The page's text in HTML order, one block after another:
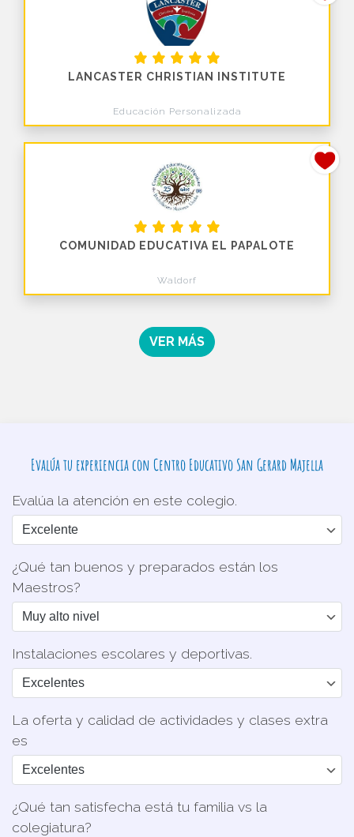
LANCASTER CHRISTIAN INSTITUTE
Educación Personalizada
COMUNIDAD EDUCATIVA EL PAPALOTE
Waldorf
VER MÁS
Evalúa tu experiencia con Centro Educativo San Gerard Majella
Evalúa la atención en este colegio.
¿Qué tan buenos y preparados están los
Maestros?
Instalaciones escolares y deportivas.
La oferta y calidad de actividades y clases extra
es
¿Qué tan satisfecha está tu familia vs la
colegiatura?